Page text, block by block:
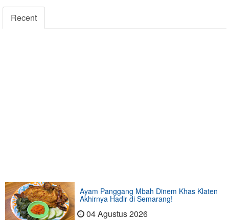
Recent
Ayam Panggang Mbah Dinem Khas Klaten
Akhirnya Hadir di Semarang!
04 Agustus 2026